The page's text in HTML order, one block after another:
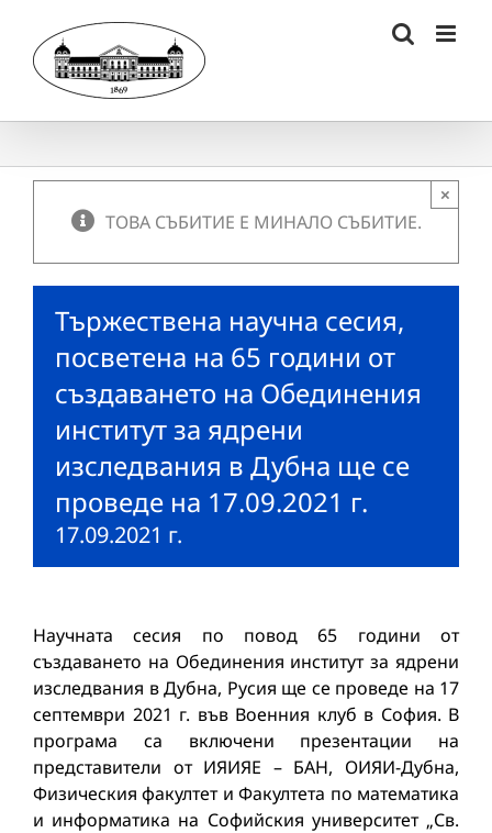
content
ТОВА СЪБИТИЕ Е МИНАЛО СЪБИТИЕ.
×
Тържествена научна сесия,
посветена на 65 години от
създаването на Обединения
институт за ядрени
изследвания в Дубна ще се
проведе на 17.09.2021 г.
17.09.2021 г.
Научната сесия по повод 65 години от
създаването на Обединения институт за ядрени
изследвания в Дубна, Русия ще се проведе на 17
септември 2021 г. във Военния клуб в София. В
програма са включени презентации на
представители от ИЯИЯЕ – БАН, ОИЯИ-Дубна,
Физическия факултет и Факултета по математика
и информатика на Софийския университет „Св.